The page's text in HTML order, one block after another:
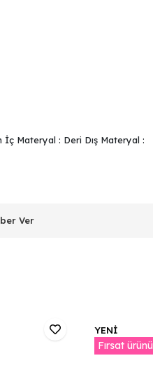
İç Materyal : Deri Dış Materyal :
Ver
YENİ
Fırsat ürünü